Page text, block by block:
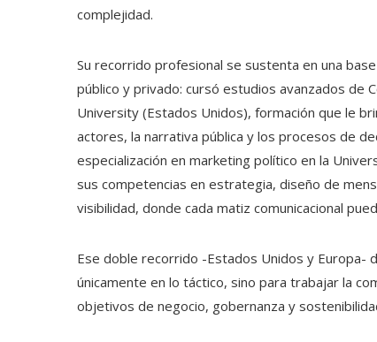
complejidad.
Su recorrido profesional se sustenta en una
público y privado: cursó estudios avanzados de
University (Estados Unidos), formación que le
actores, la narrativa pública y los procesos de
especialización en marketing político en la
sus competencias en estrategia, diseño de
visibilidad, donde cada matiz comunicacional
Ese doble recorrido -Estados Unidos y Europa-
únicamente en lo táctico, sino para trabajar la
objetivos de negocio, gobernanza y